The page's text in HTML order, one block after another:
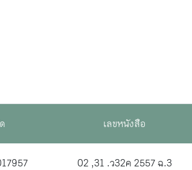
เลขหนังสือ
02 ,31 .ว32ค 2557 ฉ.3